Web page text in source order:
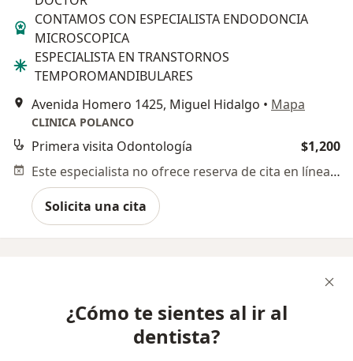
CONTAMOS CON ESPECIALISTA ENDODONCIA
MICROSCOPICA
ESPECIALISTA EN TRANSTORNOS
TEMPOROMANDIBULARES
Avenida Homero 1425, Miguel Hidalgo • Mapa
CLINICA POLANCO
Primera visita Odontología
$1,200
Este especialista no ofrece reserva de cita en línea en esta dirección.
Solicita una cita
¿Cómo te sientes al ir al
dentista?